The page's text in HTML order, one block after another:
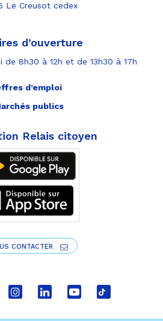
Le Creusot cedex
d’ouverture
de 8h30 à 12h et de 13h30 à 17h
Lien
Lien
Lien
Lien
d’emploi
publics
Relais citoyen
CONTACTER